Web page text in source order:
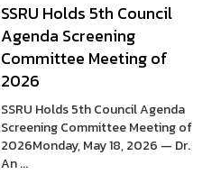
SSRU Holds 5th Council
Agenda Screening
Committee Meeting of
2026
SSRU Holds 5th Council Agenda
Screening Committee Meeting of
2026Monday, May 18, 2026 — Dr.
An ...